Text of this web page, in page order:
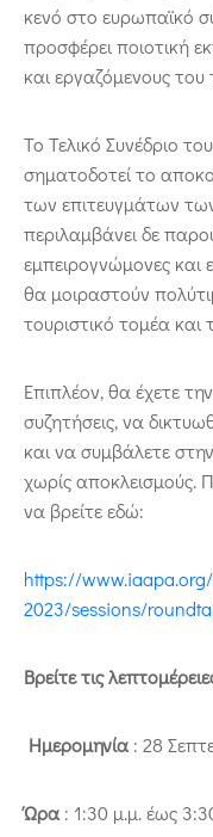
κενό στο ευρωπαϊκό
προσφέρει ποιοτική
και εργαζόμενους του
Το Τελικό Συνέδριο
σηματοδοτεί το
των επιτευγμάτων
περιλαμβάνει δε
εμπειρογνώμονες και
θα μοιραστούν
τουριστικό τομέα και
Επιπλέον, θα έχετε
συζητήσεις, να
και να συμβάλετε
χωρίς αποκλεισμούς.
να βρείτε εδώ:
https://
2023/sessions/
Βρείτε τις
Ημερομηνία : 28
Ώρα : 1:30 μ.μ. έως